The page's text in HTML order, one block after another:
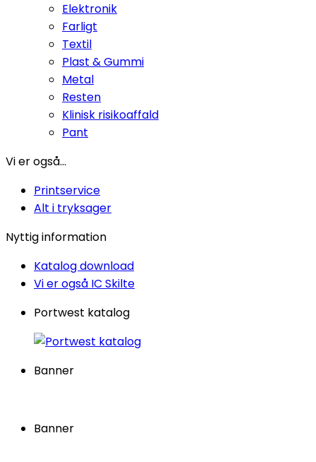
Elektronik
Farligt
Textil
Plast & Gummi
Metal
Resten
Klinisk risikoaffald
Pant
Vi er også...
Printservice
Alt i tryksager
Nyttig information
Katalog download
Vi er også IC Skilte
Portwest katalog
Banner
Banner